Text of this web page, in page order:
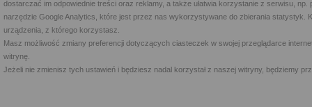
dostarczać im odpowiednie treści oraz reklamy, a także ułatwia korzystanie z serwisu,
narzędzie Google Analytics, które jest przez nas wykorzystywane do zbierania statystyk.
urządzenia, z którego korzystasz.
Masz możliwość zmiany preferencji dotyczących ciasteczek w swojej przeglądarce
witrynę.
Jeżeli nie zmienisz tych ustawień i będziesz nadal korzystał z naszej witryny, będziemy